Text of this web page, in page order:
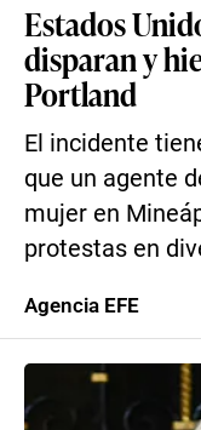
Estados
disparan y
Portland
El incidente
que un agente
mujer en
protestas en
Agencia EFE